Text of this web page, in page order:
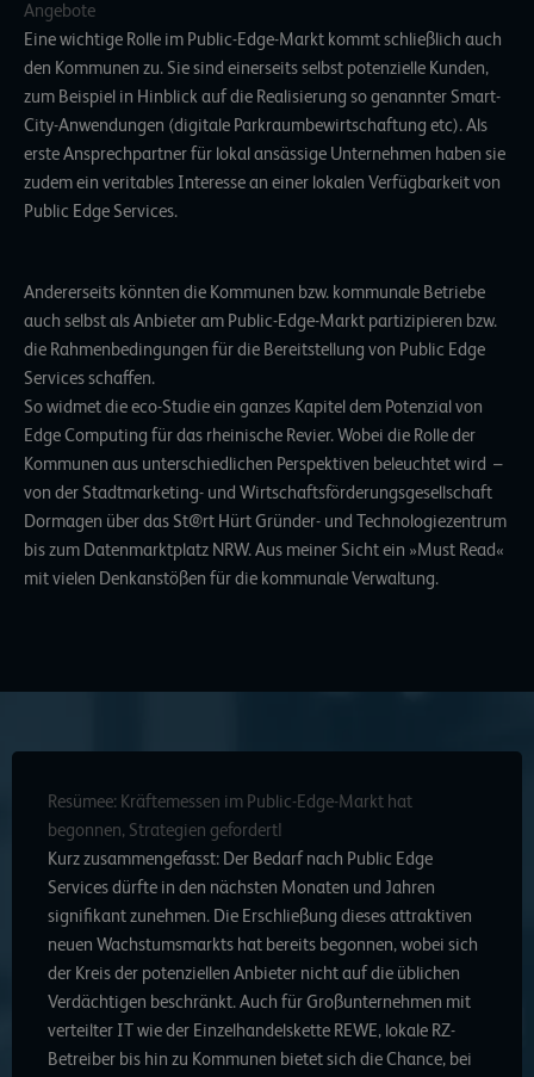
Angebote
Eine wichtige Rolle im Public-Edge-Markt kommt schließlich auch
den Kommunen zu. Sie sind einerseits selbst potenzielle Kunden,
zum Beispiel in Hinblick auf die Realisierung so genannter Smart-
City-Anwendungen (digitale Parkraumbewirtschaftung etc). Als
erste Ansprechpartner für lokal ansässige Unternehmen haben sie
zudem ein veritables Interesse an einer lokalen Verfügbarkeit von
Public Edge Services.
Andererseits könnten die Kommunen bzw. kommunale Betriebe
auch selbst als Anbieter am Public-Edge-Markt partizipieren bzw.
die Rahmenbedingungen für die Bereitstellung von Public Edge
Services schaffen.
So widmet die eco-Studie ein ganzes Kapitel dem Potenzial von
Edge Computing für das rheinische Revier. Wobei die Rolle der
Kommunen aus unterschiedlichen Perspektiven beleuchtet wird –
von der Stadtmarketing- und Wirtschaftsförderungsgesellschaft
Dormagen über das St@rt Hürt Gründer- und Technologiezentrum
bis zum Datenmarktplatz NRW. Aus meiner Sicht ein »Must Read«
mit vielen Denkanstößen für die kommunale Verwaltung.
Resümee: Kräftemessen im Public-Edge-Markt hat
begonnen, Strategien gefordert!
Kurz zusammengefasst: Der Bedarf nach Public Edge
Services dürfte in den nächsten Monaten und Jahren
signifikant zunehmen. Die Erschließung dieses attraktiven
neuen Wachstumsmarkts hat bereits begonnen, wobei sich
der Kreis der potenziellen Anbieter nicht auf die üblichen
Verdächtigen beschränkt. Auch für Großunternehmen mit
verteilter IT wie der Einzelhandelskette REWE, lokale RZ-
Betreiber bis hin zu Kommunen bietet sich die Chance, bei